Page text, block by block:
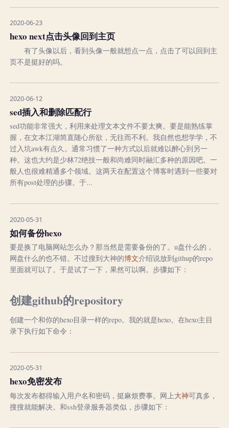
2020-06-23
hexo next点击头像回到主页
有了头像以后，看到头像一般就想点一点，点击了可以回到主
页不是挺好的吗。
2020-06-12
sed插入和删除匹配行
sed功能非常强大，利用来处理文本文件不要太爽。要是能熟练掌
握，在文本江湖简直随心所欲，无往而不利。我自然也想学学，不
过入坑awk有点久。通常习惯了一种方式以后就难以醉心到另一
种。这也大约是少林72绝技一般和尚难同时融汇多种的原因吧。一
般人也很难精通多个领域。这两天在配置这个博客时遇到一些要对
所有post处理的步骤。于...
2020-05-31
如何备份hexo
要是换了电脑网站怎么办？那当然是需要备份的了。u盘什么的，
网盘什么的也不错。不过搜到大神的博文介绍说放到githup的repo
里面就可以了。于是试了一下，果然可以啊。步骤如下：
创建github的repository
创建一个和你的hexo目录一样的repo。我的就是hexo。在hexo主目
录下执行如下命令：
2020-05-31
hexo免密发布
每次发布都得输入用户名和密码，挺麻烦费事。网上大神可真多，
搜搜就能解决。和ssh登录服务器类似，步骤如下：